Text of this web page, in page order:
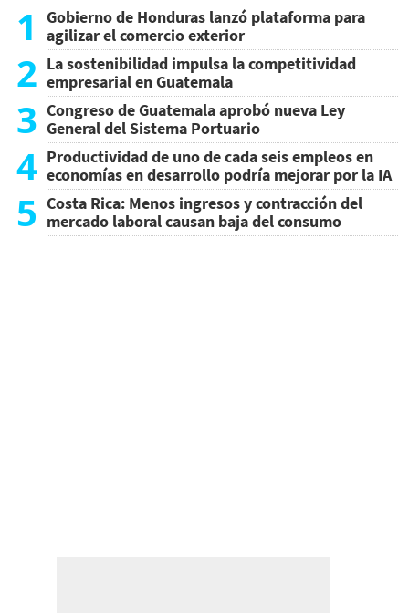
1
Gobierno de Honduras lanzó plataforma para
agilizar el comercio exterior
2 La sostenibilidad impulsa la competitividad
empresarial en Guatemala
3 Congreso de Guatemala aprobó nueva Ley
General del Sistema Portuario
4 Productividad de uno de cada seis empleos en
economías en desarrollo podría mejorar por la IA
5 Costa Rica: Menos ingresos y contracción del
mercado laboral causan baja del consumo